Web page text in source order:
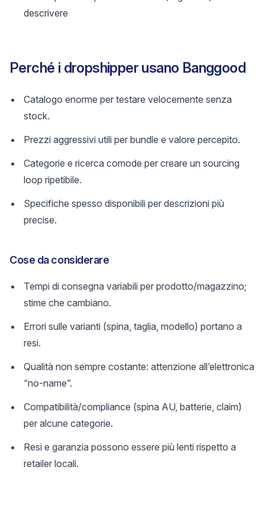
descrivere
Perché i dropshipper usano Banggood
Catalogo enorme per testare velocemente senza
stock.
Prezzi aggressivi utili per bundle e valore percepito.
Categorie e ricerca comode per creare un sourcing
loop ripetibile.
Specifiche spesso disponibili per descrizioni più
precise.
Cose da considerare
Tempi di consegna variabili per prodotto/magazzino;
stime che cambiano.
Errori sulle varianti (spina, taglia, modello) portano a
resi.
Qualità non sempre costante: attenzione all’elettronica
“no-name”.
Compatibilità/compliance (spina AU, batterie, claim)
per alcune categorie.
Resi e garanzia possono essere più lenti rispetto a
retailer locali.